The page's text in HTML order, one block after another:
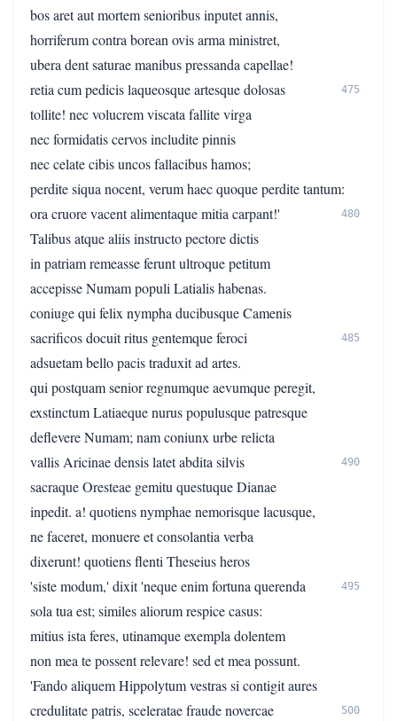
bos aret aut mortem senioribus inputet annis,
horriferum contra borean ovis arma ministret,
ubera dent saturae manibus pressanda capellae!
retia cum pedicis laqueosque artesque dolosas
475
tollite! nec volucrem viscata fallite virga
nec formidatis cervos includite pinnis
nec celate cibis uncos fallacibus hamos;
perdite siqua nocent, verum haec quoque perdite tantum:
ora cruore vacent alimentaque mitia carpant!'
480
Talibus atque aliis instructo pectore dictis
in patriam remeasse ferunt ultroque petitum
accepisse Numam populi Latialis habenas.
coniuge qui felix nympha ducibusque Camenis
sacrificos docuit ritus gentemque feroci
485
adsuetam bello pacis traduxit ad artes.
qui postquam senior regnumque aevumque peregit,
exstinctum Latiaeque nurus populusque patresque
deflevere Numam; nam coniunx urbe relicta
vallis Aricinae densis latet abdita silvis
490
sacraque Oresteae gemitu questuque Dianae
inpedit. a! quotiens nymphae nemorisque lacusque,
ne faceret, monuere et consolantia verba
dixerunt! quotiens flenti Theseius heros
'siste modum,' dixit 'neque enim fortuna querenda
495
sola tua est; similes aliorum respice casus:
mitius ista feres, utinamque exempla dolentem
non mea te possent relevare! sed et mea possunt.
'Fando aliquem Hippolytum vestras si contigit aures
credulitate patris, sceleratae fraude novercae
500